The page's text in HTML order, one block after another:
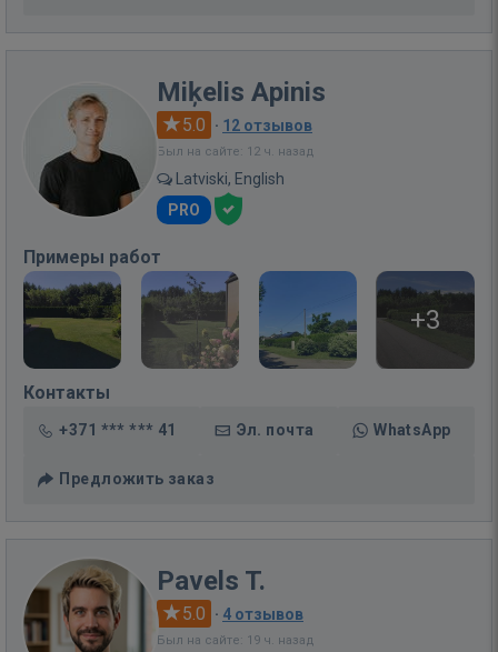
Miķelis Apinis
5.0 · 12 отзывов
Был на сайте: 12 ч. назад
Latviski, English
PRO
Примеры работ
+3
Контакты
+371 *** *** 41 Эл. почта WhatsApp
Предложить заказ
Pavels T.
5.0 · 4 отзывов
Был на сайте: 19 ч. назад